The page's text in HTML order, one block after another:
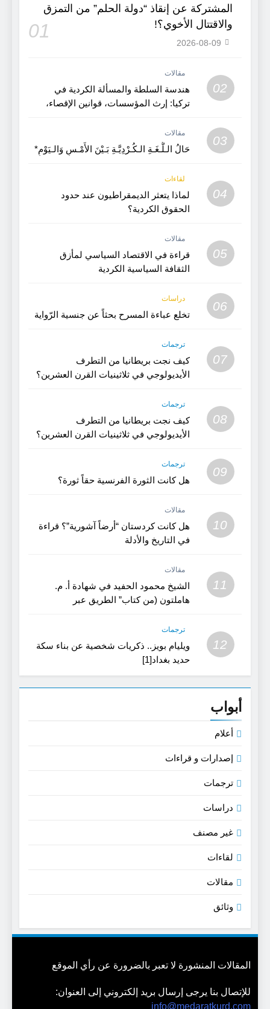
المشتركة عن إنقاذ “دولة الحلم” من التمزق
والاقتتال الأخوي؟!
01
2026-08-09
02
مقالات
هندسة السلطة والمسألة الكردية في
تركيا: إرث المؤسسات، قوانين الإقصاء،
03
مقالات
حَالُ الـلُّـغَـةِ الـكُـرْدِيَّـةِ بَـيْنَ الأَمْـسِ وَالـيَوْمِ*
04
لقاءات
لماذا يتعثر الديمقراطيون عند حدود
الحقوق الكردية؟
05
مقالات
قراءة في الاقتصاد السياسي لمأزق
الثقافة السياسية الكردية
06
دراسات
تخلع عباءة المسرح بحثاً عن جنسية الرّواية
07
ترجمات
كيف نجت بريطانيا من التطرف
الأيديولوجي في ثلاثينيات القرن العشرين؟
08
ترجمات
كيف نجت بريطانيا من التطرف
الأيديولوجي في ثلاثينيات القرن العشرين؟
09
ترجمات
هل كانت الثورة الفرنسية حقاً ثورة؟
10
مقالات
هل كانت كردستان “أرضاً آشورية”؟ قراءة
في التاريخ والأدلة
11
مقالات
الشيخ محمود الحفيد في شهادة أ. م.
هاملتون (من كتاب” الطريق عبر
12
ترجمات
ويليام بويز.. ذكريات شخصية عن بناء سكة
حديد بغداد[1]
أبواب
أعلام
إصدارات و قراءات
ترجمات
دراسات
غير مصنف
لقاءات
مقالات
وثائق
المقالات المنشورة لا تعبر بالضرورة عن رأي الموقع
للإتصال بنا يرجى إرسال بريد إلكتروني إلى العنوان:
info@medaratkurd.com